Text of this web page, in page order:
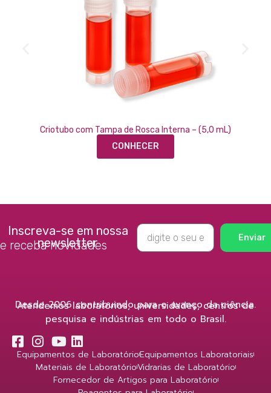
Criotubo com Tampa de Rosca Interna – (5,0 mL)
CONHECER
Inscreva-se em nossa
newsletter
e receba novidades
Enviar
Desde 2006 contribuindo para o avanço da ciência.
Atendemos laboratórios, universidades, centros de
pesquisa e indústrias em todo o Brasil.
Equipamentos de LaboratórioEquipamentos Laboratoriais
Materiais de LaboratórioVidrarias de Laboratório
Fornecedor de Artigos para Laboratório